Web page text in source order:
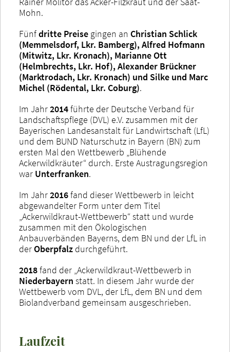
Mohn.
Fünfdritte Preise gingen an Christian Schlick
(Memmelsdorf, Lkr. Bamberg), Alfred Hofmann
(Mitwitz, Lkr. Kronach), Marianne Ott
(Helmbrechts, Lkr. Hof), Alexander Brückner
(Marktrodach, Lkr. Kronach) und Silke und Marc
Michel (Rödental, Lkr. Coburg).
Im Jahr2014führte der Deutsche Verband für
Landschaftspflege (DVL) e.V. zusammen mit der
Bayerischen Landesanstalt für Landwirtschaft (LfL)
und dem BUND Naturschutz in Bayern (BN) zum
ersten Mal den Wettbewerb „Blühende
Ackerwildkräuter“ durch. Erste Austragungsregion
war Unterfranken.
Im Jahr2016fand dieser Wettbewerb in leicht
abgewandelter Form unter dem Titel
„Ackerwildkraut-Wettbewerb“ statt und wurde
zusammen mit den Ökologischen
Anbauverbänden Bayerns, dem BN und der LfL in
der Oberpfalz durchgeführt.
2018fand der „Ackerwildkraut-Wettbewerb in
Niederbayern statt. In diesem Jahr wurde der
Wettbewerb vom DVL, der LfL, dem BN und dem
Biolandverband gemeinsam ausgeschrieben.
Laufzeit